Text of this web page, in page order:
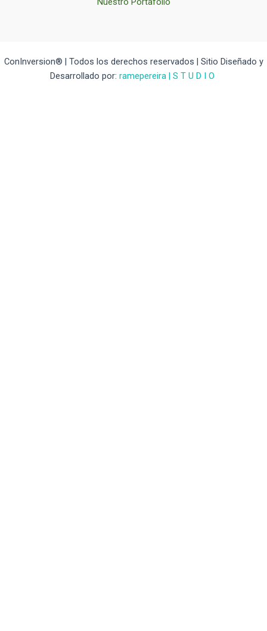
ConInversion® | Todos los derechos reservados | Sitio Diseñado y
Desarrollado por: ramepereira | S T U D I O